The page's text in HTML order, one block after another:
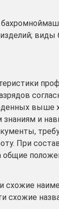
выше
и
При
схожие